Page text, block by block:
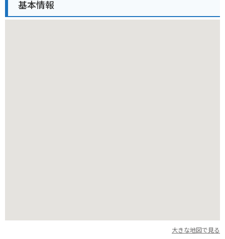
イレも完備されているので、安心して立ち寄ることができま
す。
基本情報
大きな地図で見る